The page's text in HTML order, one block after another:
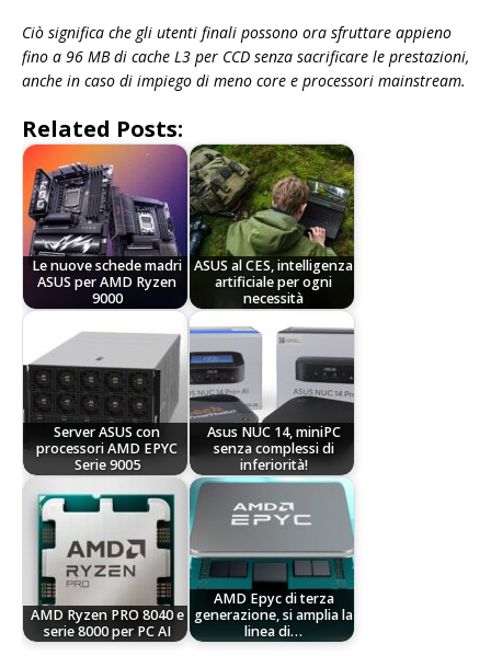
Ciò significa che gli utenti finali possono ora sfruttare appieno
fino a 96 MB di cache L3 per CCD senza sacrificare le prestazioni,
anche in caso di impiego di meno core e processori mainstream.
Related Posts:
Le nuove schede madri
ASUS per AMD Ryzen
9000
ASUS al CES, intelligenza
artificiale per ogni
necessità
Server ASUS con
processori AMD EPYC
Serie 9005
Asus NUC 14, miniPC
senza complessi di
inferiorità!
AMD Ryzen PRO 8040 e
serie 8000 per PC AI
AMD Epyc di terza
generazione, si amplia la
linea di…